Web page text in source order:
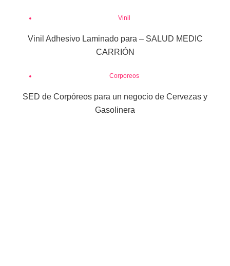
Vinil
Vinil Adhesivo Laminado para – SALUD MEDIC
CARRIÓN
Corporeos
SED de Corpóreos para un negocio de Cervezas y
Gasolinera